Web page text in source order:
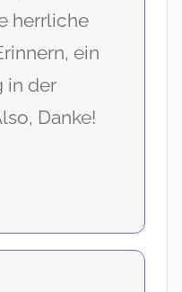
herrliche
ein
in der
Danke!